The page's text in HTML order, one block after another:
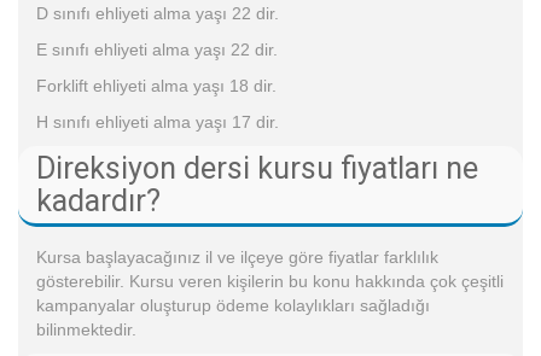
D sınıfı ehliyeti alma yaşı 22 dir.
E sınıfı ehliyeti alma yaşı 22 dir.
Forklift ehliyeti alma yaşı 18 dir.
H sınıfı ehliyeti alma yaşı 17 dir.
Direksiyon dersi kursu fiyatları ne
kadardır?
Kursa başlayacağınız il ve ilçeye göre fiyatlar farklılık
gösterebilir. Kursu veren kişilerin bu konu hakkında çok çeşitli
kampanyalar oluşturup ödeme kolaylıkları sağladığı
bilinmektedir.